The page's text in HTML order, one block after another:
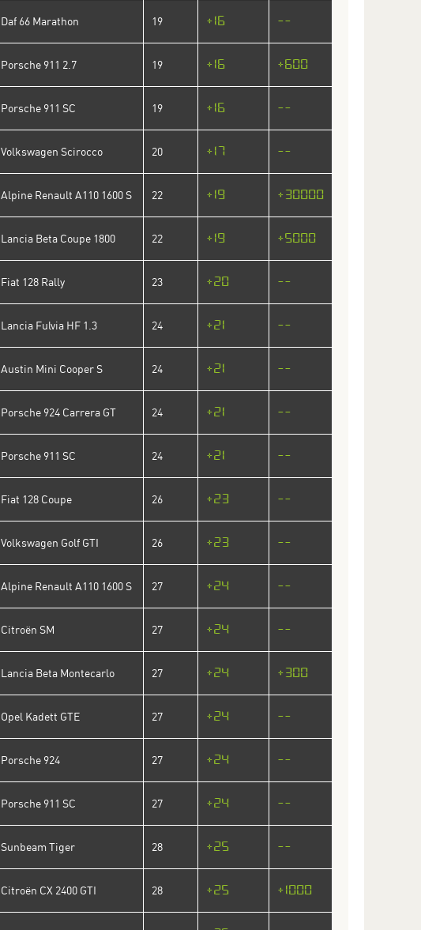
Daf 66 Marathon 19 +16 --
Porsche 911 2.7 19 +16 +600
Porsche 911 SC 19 +16 --
Volkswagen Scirocco 20 +17 --
Alpine Renault A110 1600 S 22 +19 +30000
Lancia Beta Coupe 1800 22 +19 +5000
Fiat 128 Rally 23 +20 --
Lancia Fulvia HF 1.3 24 +21 --
Austin Mini Cooper S 24 +21 --
Porsche 924 Carrera GT 24 +21 --
Porsche 911 SC 24 +21 --
Fiat 128 Coupe 26 +23 --
Volkswagen Golf GTI 26 +23 --
Alpine Renault A110 1600 S 27 +24 --
Citroën SM 27 +24 --
Lancia Beta Montecarlo 27 +24 +300
Opel Kadett GTE 27 +24 --
Porsche 924 27 +24 --
Porsche 911 SC 27 +24 --
Sunbeam Tiger 28 +25 --
Citroën CX 2400 GTI 28 +25 +1000